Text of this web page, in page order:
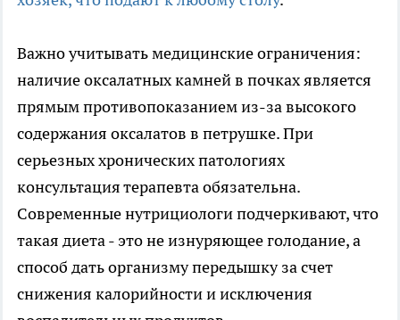
Важно учитывать медицинские ограничения:
наличие оксалатных камней в почках является
прямым противопоказанием из-за высокого
содержания оксалатов в петрушке. При
серьезных хронических патологиях
консультация терапевта обязательна.
Современные нутрициологи подчеркивают, что
такая диета - это не изнуряющее голодание, а
способ дать организму передышку за счет
снижения калорийности и исключения